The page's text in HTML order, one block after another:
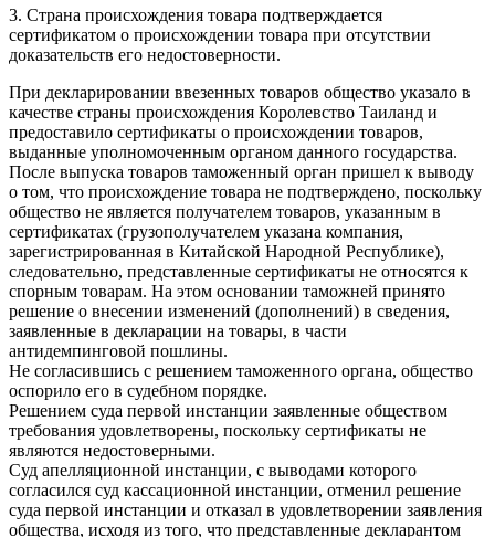
3. Страна происхождения товара подтверждается
сертификатом о происхождении товара при отсутствии
доказательств его недостоверности.
При декларировании ввезенных товаров общество указало в
качестве страны происхождения Королевство Таиланд и
предоставило сертификаты о происхождении товаров,
выданные уполномоченным органом данного государства.
После выпуска товаров таможенный орган пришел к выводу
о том, что происхождение товара не подтверждено, поскольку
общество не является получателем товаров, указанным в
сертификатах (грузополучателем указана компания,
зарегистрированная в Китайской Народной Республике),
следовательно, представленные сертификаты не относятся к
спорным товарам. На этом основании таможней принято
решение о внесении изменений (дополнений) в сведения,
заявленные в декларации на товары, в части
антидемпинговой пошлины.
Не согласившись с решением таможенного органа, общество
оспорило его в судебном порядке.
Решением суда первой инстанции заявленные обществом
требования удовлетворены, поскольку сертификаты не
являются недостоверными.
Суд апелляционной инстанции, с выводами которого
согласился суд кассационной инстанции, отменил решение
суда первой инстанции и отказал в удовлетворении заявления
общества, исходя из того, что представленные декларантом